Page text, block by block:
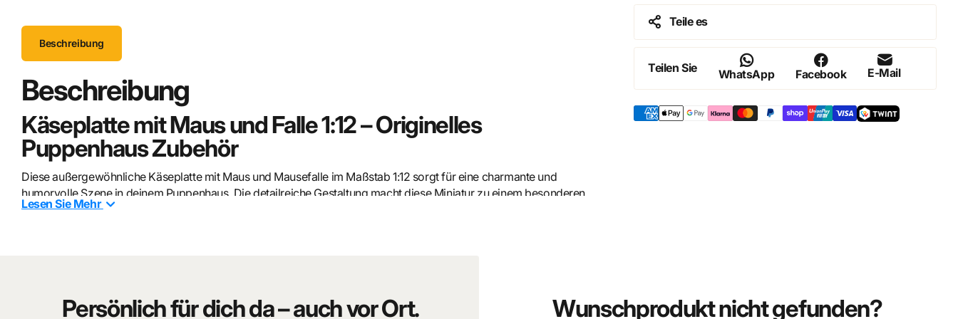
Beschreibung
Beschreibung
Käseplatte mit Maus und Falle 1:12 – Originelles
Puppenhaus Zubehör
Diese außergewöhnliche Käseplatte mit Maus und Mausefalle im Maßstab 1:12 sorgt für eine charmante und
humorvolle Szene in deinem Puppenhaus. Die detailreiche Gestaltung macht diese Miniatur zu einem besonderen
Blickfang und verleiht Küchen, Vorratskammern oder Marktständen eine lebendige und authentische Atmosphäre.
zusätzlichen Charakter in jede Puppenhaus-Szene. Die feinen Details machen dieses Zubehör zu einer dekorativen
Lesen Sie Mehr
Teile es
Teilen Sie WhatsApp Facebook E-Mail
Persönlich für dich da – auch vor Ort. Wunschprodukt nicht gefunden?